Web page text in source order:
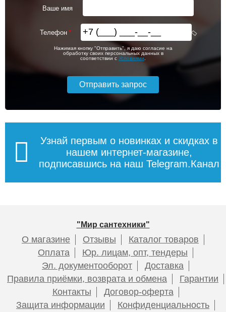
Ваше имя
Телефон
Нажимая кнопку "Отправить", я даю согласие на
обработку своих персональных данных в
соответствии с Условиями
Узнай первым о новинках и скидках в
нашем интернет-магазине,
подписавшись на наш Telegram.Канал
"Мир сантехники"
О магазине Отзывы
Каталог товаров
Оплата
Юр. лицам, опт, тендеры
Эл. документооборот
Доставка
Правила приёмки, возврата и обмена
Гарантии
Контакты
Договор-оферта
Защита информации
Конфиденциальность